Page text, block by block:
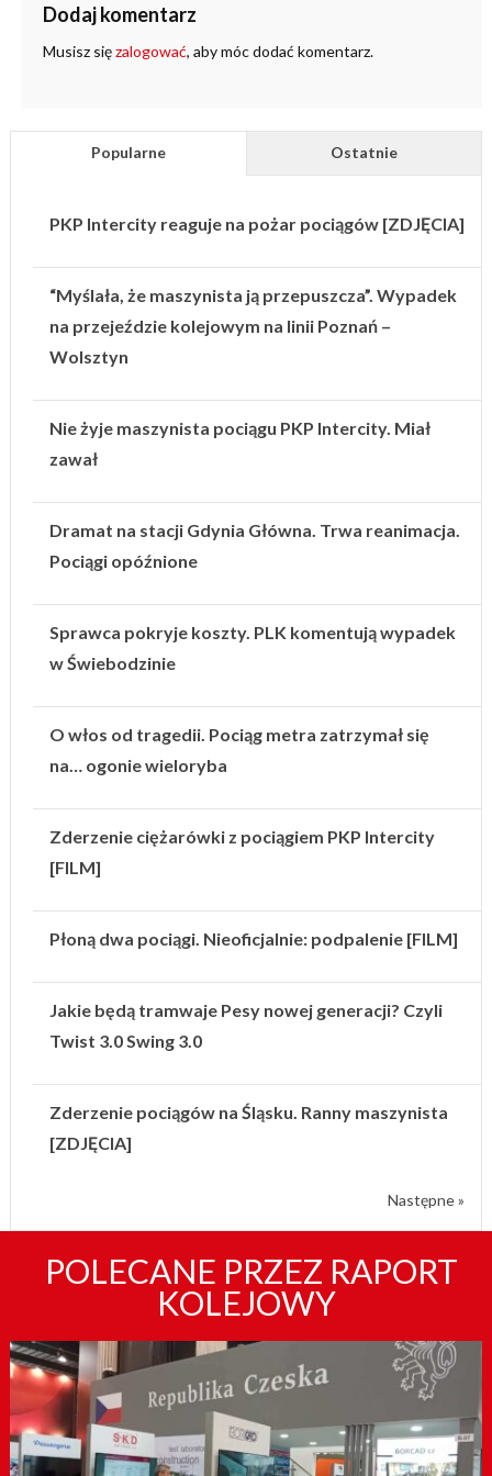
Dodaj komentarz
Musisz sięzalogować, aby móc dodać komentarz.
Popularne Ostatnie
PKP Intercity reaguje na pożar pociągów [ZDJĘCIA]
“Myślała, że maszynista ją przepuszcza”. Wypadek
na przejeździe kolejowym na linii Poznań –
Wolsztyn
Nie żyje maszynista pociągu PKP Intercity. Miał
zawał
Dramat na stacji Gdynia Główna. Trwa reanimacja.
Pociągi opóźnione
Sprawca pokryje koszty. PLK komentują wypadek
w Świebodzinie
O włos od tragedii. Pociąg metra zatrzymał się
na… ogonie wieloryba
Zderzenie ciężarówki z pociągiem PKP Intercity
[FILM]
Płoną dwa pociągi. Nieoficjalnie: podpalenie [FILM]
Jakie będą tramwaje Pesy nowej generacji? Czyli
Twist 3.0 Swing 3.0
Zderzenie pociągów na Śląsku. Ranny maszynista
[ZDJĘCIA]
Następne »
POLECANE PRZEZ RAPORT
KOLEJOWY